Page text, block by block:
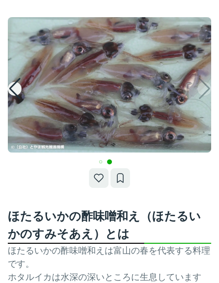
ほたるいかの酢味噌和え（ほたるい
かのすみそあえ）とは
ほたるいかの酢味噌和えは富山の春を代表する料理
です。
ホタルイカは水深の深いところに生息しています